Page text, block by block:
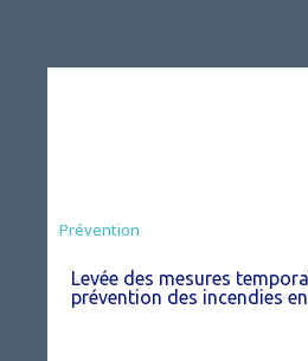
Préfecture
Prévention
Levée des mesures
prévention des incendies